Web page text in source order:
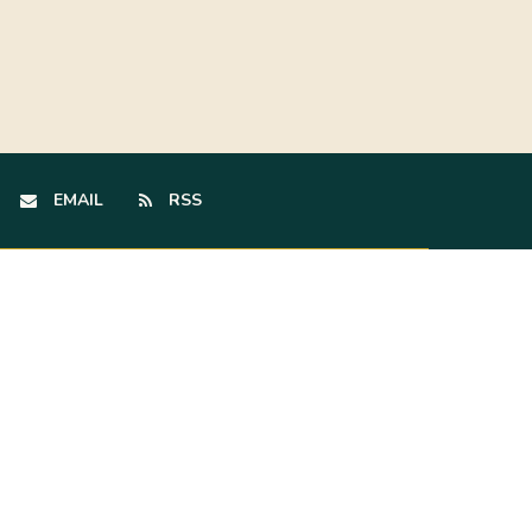
EMAIL RSS